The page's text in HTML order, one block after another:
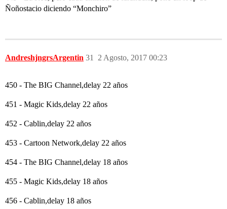
Ñoñostacio diciendo “Monchiro”
AndreshjngrsArgentin 2 Agosto, 2017 00:23
31
450 - The BIG Channel,delay 22 años
451 - Magic Kids,delay 22 años
452 - Cablin,delay 22 años
453 - Cartoon Network,delay 22 años
454 - The BIG Channel,delay 18 años
455 - Magic Kids,delay 18 años
456 - Cablin,delay 18 años